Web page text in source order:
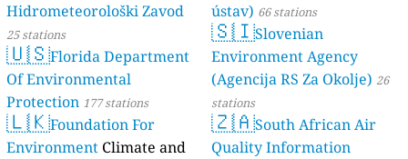
Hidrometeorološki Zavod
25 stations
🇺🇸Florida Department
Of Environmental
Protection 177 stations
🇱🇰Foundation For
Environment Climate and
ústav) 66 stations
🇸🇮Slovenian
Environment Agency
(Agencija RS Za Okolje) 26
stations
🇿🇦South African Air
Quality Information